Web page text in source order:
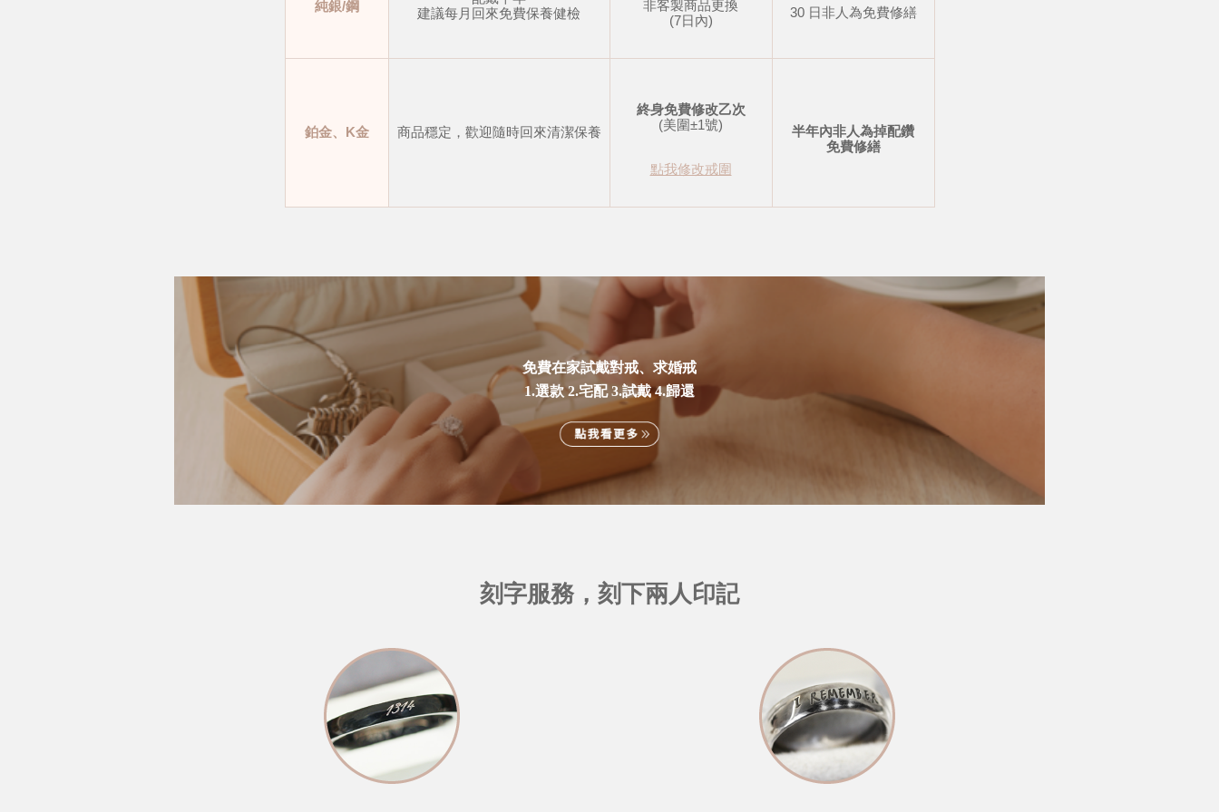
純銀/鋼
建議每月回來免費保養健檢
非客製商品更換
(7日內)
30 日非人為免費修繕
鉑金、K金 商品穩定，歡迎隨時回來清潔保養
終身免費修改乙次
(美圍±1號)
點我修改戒圍
半年內非人為掉配鑽
免費修繕
免費在家試戴對戒、求婚戒
1.選款 2.宅配 3.試戴 4.歸還
刻字服務，刻下兩人印記